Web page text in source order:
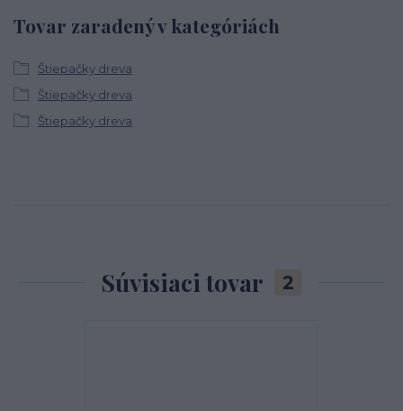
Tovar zaradený v kategóriách
Štiepačky dreva
Štiepačky dreva
Štiepačky dreva
Súvisiaci tovar 2